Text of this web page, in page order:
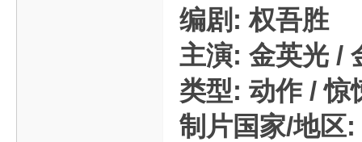
编剧: 权吾胜
主演: 金英光 /
类型: 动作 / 惊
制片国家/地区: